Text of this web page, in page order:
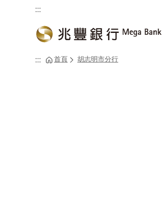
:::
::: 首頁 胡志明市分行